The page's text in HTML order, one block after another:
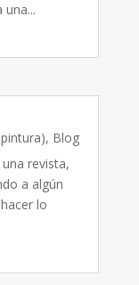
, Blog
revista,
a algún
lo